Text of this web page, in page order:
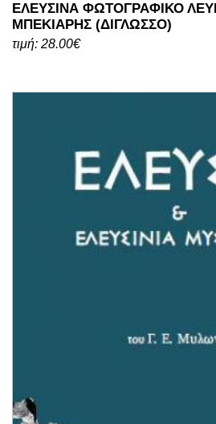
ΕΛΕΥΣΙΝΑ ΦΩΤΟΓΡΑΦΙΚΟ
ΜΠΕΚΙΑΡΗΣ (ΔΙΓΛΩΣΣΟ)
τιμή: 28.00€